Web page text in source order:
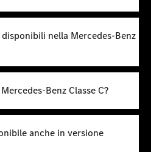
nella Mercedes-Benz
Benz Classe C?
anche in versione